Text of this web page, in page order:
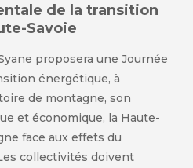
de la transition
Savoie
proposera une Journée
énergétique, à
de montagne, son
et économique, la Haute-
face aux effets du
collectivités doivent